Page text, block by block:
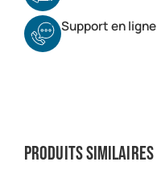
Support en ligne
Produits similaires